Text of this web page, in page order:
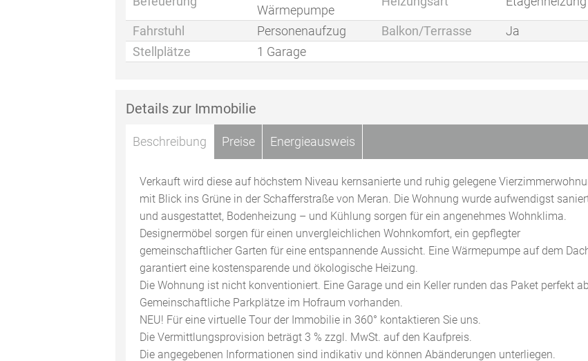
Wärmepumpe
Fahrstuhl Personenaufzug Balkon/Terrasse
Ja
Stellplätze
1 Garage
Details zur Immobilie
Beschreibung Preise Energieausweis
Verkauft wird diese auf höchstem Niveau kernsanierte und ruhig gelegene
mit Blick ins Grüne in der Schafferstraße von Meran. Die Wohnung wurde aufwendigst
und ausgestattet, Bodenheizung – und Kühlung sorgen für ein angenehmes Wohnklima.
Designermöbel sorgen für einen unvergleichlichen Wohnkomfort, ein gepflegter
gemeinschaftlicher Garten für eine entspannende Aussicht. Eine Wärmepumpe auf dem
garantiert eine kostensparende und ökologische Heizung.
Die Wohnung ist nicht konventioniert. Eine Garage und ein Keller runden das Paket perfekt
Gemeinschaftliche Parkplätze im Hofraum vorhanden.
NEU! Für eine virtuelle Tour der Immobilie in 360° kontaktieren Sie uns.
Die Vermittlungsprovision beträgt 3 % zzgl. MwSt. auf den Kaufpreis.
Die angegebenen Informationen sind indikativ und können Abänderungen unterliegen.